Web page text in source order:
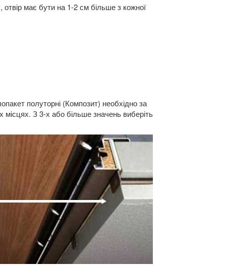
має бути на 1-2 см більше з кожної
полуторні (Композит) необхідно за
З 3-х або більше значень виберіть